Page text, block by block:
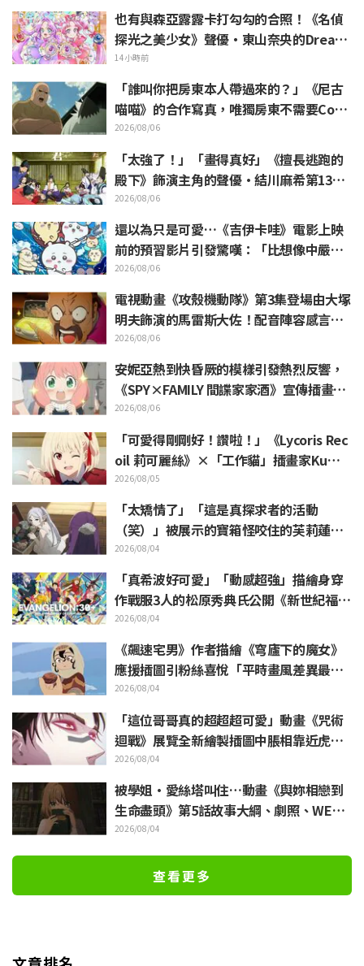
也有與森亞露露卡打勾勾的合照！《名偵
探光之美少女》聲優・東山奈央的Dream
Stage觀覧報告引發「是奥祕·暗影天使
啊」的反響
14小時前
「誰叫你把房東本人帶過來的？」《尼古
喵喵》的合作寫真，唯獨房東不需要Cosp
lay引發熱議
2026/08/06
「太強了！」「畫得真好」《擅長逃跑的
殿下》飾演主角的聲優·結川麻希第13集
ED插畫獲高度讚賞
2026/08/06
還以為只是可愛…《吉伊卡哇》電影上映
前的預習影片引發驚嘆：「比想像中嚴
苛」「講的簡直全都是勞動的事」反差感
驚呆網友
2026/08/06
電視動畫《攻殼機動隊》第3集登場由大塚
明夫飾演的馬雷斯大佐！配音陣容感言＆
結尾插畫公開
2026/08/06
安妮亞熱到快昏厥的模樣引發熱烈反響，
《SPY×FAMILY 間諜家家酒》宣傳插畫
「安妮亞、融化掉了」
2026/08/06
「可愛得剛剛好！讚啦！」《Lycoris Rec
oil 莉可麗絲》×「工作貓」插畫家Kuma
mine合作消息公開 引發「讚啦！」熱烈
迴響
2026/08/05
「太矯情了」「這是真探求者的活動
（笑）」被展示的寶箱怪咬住的芙莉蓮玩
偶引來大量吐槽《葬送的芙莉蓮》
2026/08/04
「真希波好可愛」「動感超強」描繪身穿
作戰服3人的松原秀典氏公開《新世紀福音
戰士》美麗手繪插圖引發反響
2026/08/04
《飆速宅男》作者描繪《穹廬下的魔女》
應援插圖引粉絲喜悅「平時畫風差異最大
的人畫出來就是這樣」
2026/08/04
「這位哥哥真的超超超可愛」動畫《咒術
迴戰》展覽全新繪製插圖中脹相靠近虎杖
悠仁 粉絲無比喜悅
2026/08/04
被學姐·愛絲塔叫住…動畫《與妳相戀到
生命盡頭》第5話故事大綱、劇照、WEB
預告、單集海報公開
2026/08/04
查看更多